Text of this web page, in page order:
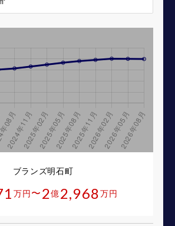
ブランズ明石町
万円 〜 2億2,968万円